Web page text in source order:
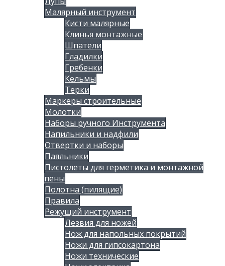
Малярный инструмент
Кисти малярные
Клинья монтажные
Шпатели
Гладилки
Гребенки
Кельмы
Терки
Маркеры строительные
Молотки
Наборы ручного Инструмента
Напильники и надфили
Отвертки и наборы
Паяльники
Пистолеты для герметика и монтажной
пены
Полотна (пилящие)
Правила
Режущий инструмент
Лезвия для ножей
Нож для напольных покрытий
Ножи для гипсокартона
Ножи технические